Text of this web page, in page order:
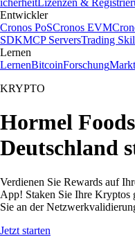
icherheitLizenzen &
Entwickler
Cronos PoSCronos EVM
SDKMCP ServersTrading
Lernen
LernenBitcoinForschung
KRYPTO
Hormel
Deutschland
Verdienen Sie Rewards auf
App! Staken Sie Ihre Kryptos
Sie an der
Jetzt starten